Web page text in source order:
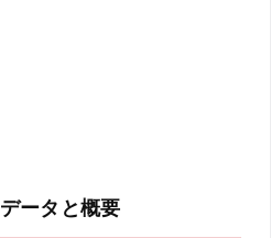
データと概要